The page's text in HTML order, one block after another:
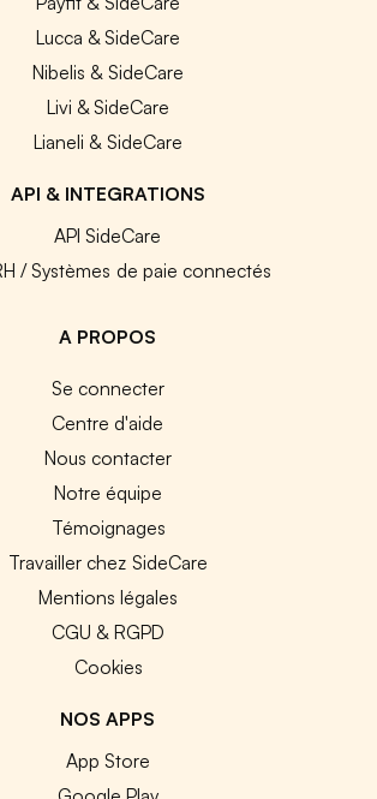
Lucca & SideCare
Nibelis & SideCare
Livi & SideCare
Lianeli & SideCare
API & INTEGRATIONS
API SideCare
/ Systèmes de paie connectés
A PROPOS
Se connecter
Centre d'aide
Nous contacter
Notre équipe
Témoignages
Travailler chez SideCare
Mentions légales
CGU & RGPD
Cookies
NOS APPS
App Store